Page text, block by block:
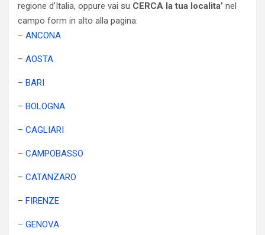
regione d’Italia, oppure vai su CERCA la tua localita’ nel
campo form in alto alla pagina:
– ANCONA
– AOSTA
– BARI
– BOLOGNA
– CAGLIARI
– CAMPOBASSO
– CATANZARO
– FIRENZE
– GENOVA